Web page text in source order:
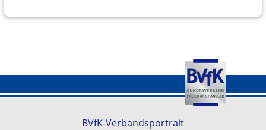
BVfK-Verbandsportrait